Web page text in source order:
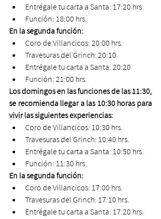
Entrégale tu carta a Santa: 17:20 hrs.
Función: 18:00 hrs.
En la segunda función:
Coro de Villancicos: 20:00 hrs.
Travesuras del Grinch: 20:10
Entrégale tu carta a Santa: 20:20
Función: 21:00 hrs.
Los domingos en las funciones de las 11:30,
se recomienda llegar a las 10:30 horas para
vivir las siguientes experiencias:
Coro de Villancicos: 10:30 hrs.
Travesuras del Grinch: 10:40 hrs.
Entrégale tu carta a Santa: 10:50 hrs.
Función: 11:30 hrs.
En la segunda función:
Coro de Villancicos: 17:00 hrs.
Travesuras del Grinch: 17:10 hrs.
Entrégale tu carta a Santa: 17:20 hrs.